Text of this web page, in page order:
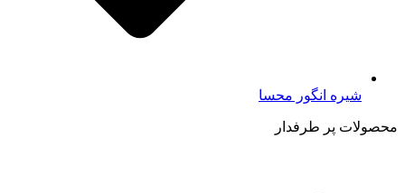
شیره انگور محسا
محصولات پر طرفدار